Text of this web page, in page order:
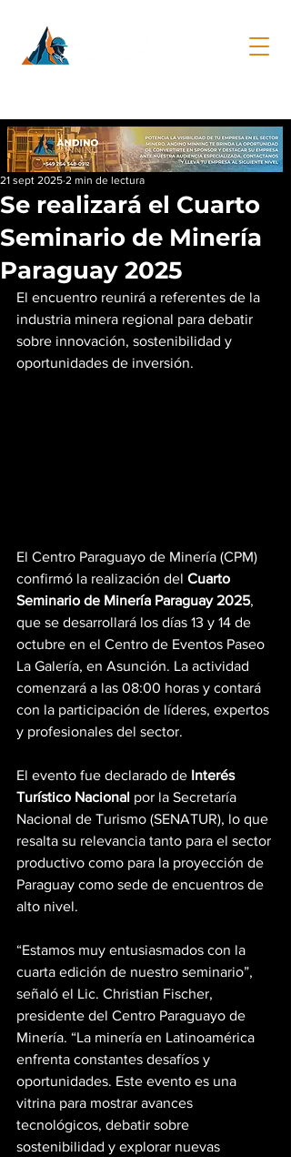
Se realizará el Cuarto
Seminario de Minería
Paraguay 2025
21 sept 2025 2 min de lectura
El encuentro reunirá a referentes de la
industria minera regional para debatir
sobre innovación, sostenibilidad y
oportunidades de inversión.
El Centro Paraguayo de Minería (CPM)
confirmó la realización del Cuarto
Seminario de Minería Paraguay 2025,
que se desarrollará los días 13 y 14 de
octubre en el Centro de Eventos Paseo
La Galería, en Asunción. La actividad
comenzará a las 08:00 horas y contará
con la participación de líderes, expertos
y profesionales del sector.
El evento fue declarado de Interés
Turístico Nacional por la Secretaría
Nacional de Turismo (SENATUR), lo que
resalta su relevancia tanto para el sector
productivo como para la proyección de
Paraguay como sede de encuentros de
alto nivel.
“Estamos muy entusiasmados con la
cuarta edición de nuestro seminario”,
señaló el Lic. Christian Fischer,
presidente del Centro Paraguayo de
Minería. “La minería en Latinoamérica
enfrenta constantes desafíos y
oportunidades. Este evento es una
vitrina para mostrar avances
tecnológicos, debatir sobre
sostenibilidad y explorar nuevas